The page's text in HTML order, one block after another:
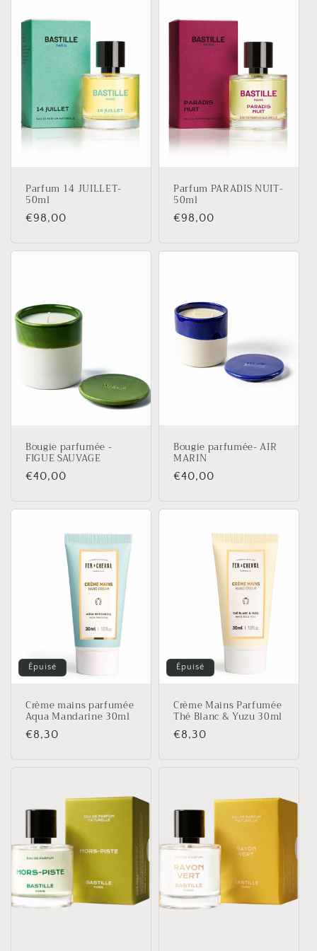
Parfum 14 JUILLET-
50ml
Prix
€98,00
Parfum PARADIS NUIT-
50ml
Prix
€98,00
Bougie parfumée -
FIGUE SAUVAGE
Prix
€40,00
Bougie parfumée- AIR
MARIN
Prix
€40,00
Épuisé
Crème mains parfumée
Aqua Mandarine 30ml
Prix
€8,30
Épuisé
Crème Mains Parfumée
Thé Blanc & Yuzu 30ml
Prix
€8,30